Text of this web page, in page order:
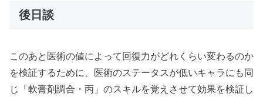
後日談
このあと医術の値によって回復力がどれくらい変わるのか
を検証するために、医術のステータスが低いキャラにも同
じ「軟膏剤調合・丙」のスキルを覚えさせて効果を検証し